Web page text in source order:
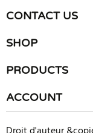
Il n'y a aucun avis
avis
CONTACT US
SHOP
PRODUCTS
ACCOUNT